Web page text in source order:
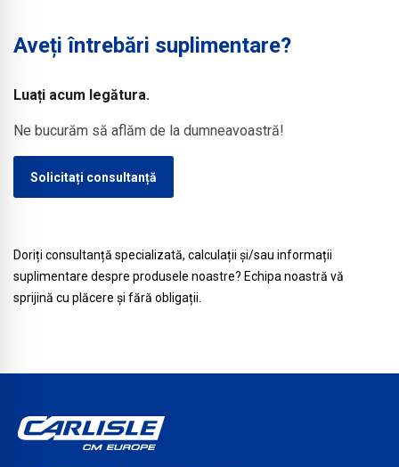
instalează
și fără a
perfora
de mari
dimensiuni
unei
etanșări
temporare
sigure în
fazei de
construcție.
concepută
și
Aveți întrebări suplimentare?
Luați acum legătura.
Ne bucurăm să aflăm de la dumneavoastră!
Solicitați consultanță
Doriți consultanță specializată, calculații și/sau informații
suplimentare despre produsele noastre? Echipa noastră vă
sprijină cu plăcere și fără obligații.